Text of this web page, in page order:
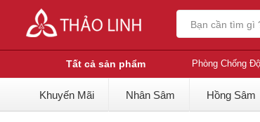
Tất cả sản phẩm Phòng Chống
Khuyến Mãi Nhân Sâm Hồng Sâm